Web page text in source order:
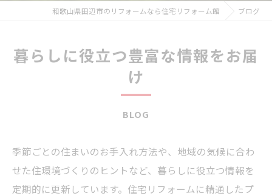
和歌山県田辺市のリフォームなら住宅リフォーム館 ブログ
暮らしに役立つ豊富な情報をお届
け
BLOG
季節ごとの住まいのお手入れ方法や、地域の気候に合わ
せた住環境づくりのヒントなど、暮らしに役立つ情報を
定期的に更新しています。住宅リフォームに精通したプ